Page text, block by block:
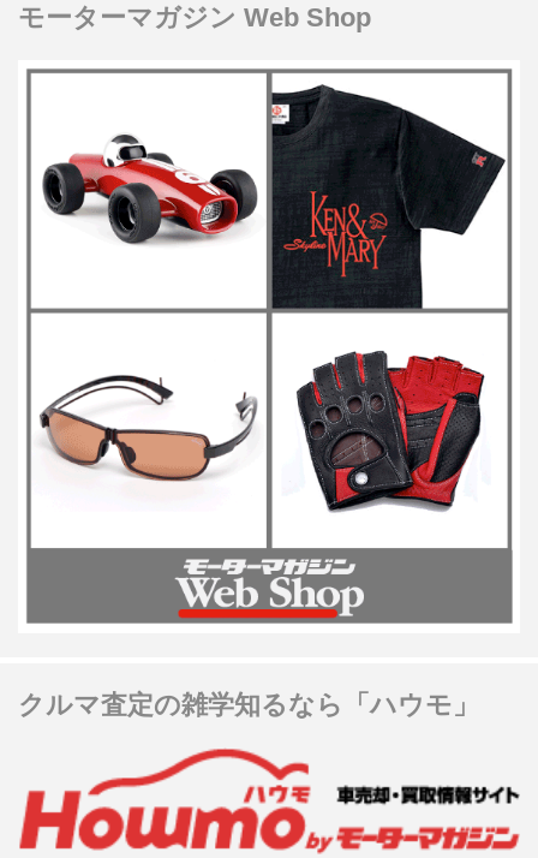
モーターマガジン Web Shop
クルマ査定の雑学知るなら「ハウモ」